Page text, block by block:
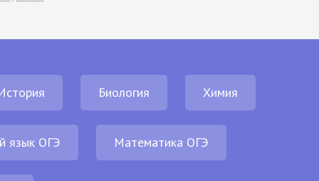
Биология Химия
язык ОГЭ Математика ОГЭ